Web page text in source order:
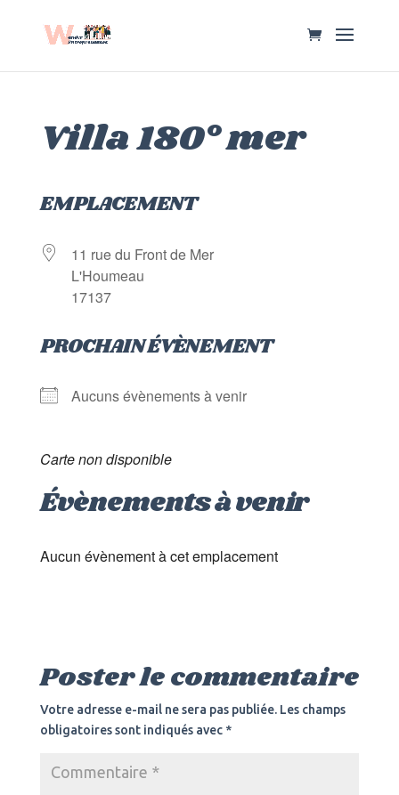
Villa 180° mer
EMPLACEMENT
11 rue du Front de Mer
L'Houmeau
17137
PROCHAIN ÉVÈNEMENT
Aucuns évènements à venir
Carte non disponible
Évènements à venir
Aucun évènement à cet emplacement
Poster le commentaire
Votre adresse e-mail ne sera pas publiée. Les champs
obligatoires sont indiqués avec *